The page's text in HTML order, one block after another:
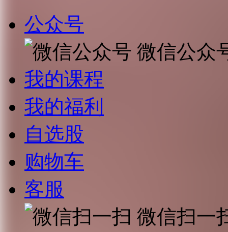
公众号
微信公众
我的课程
我的福利
自选股
购物车
客服
微信扫一